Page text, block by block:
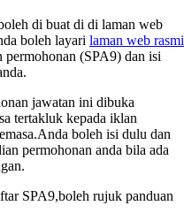
di buat di di laman web
boleh layari laman web rasmi
permohonan (SPA9) dan isi
jawatan ini dibuka
tertakluk kepada iklan
boleh isi dulu dan
permohonan anda bila ada
SPA9,boleh rujuk panduan